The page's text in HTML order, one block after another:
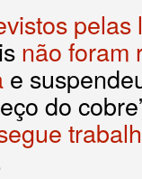
pelas
não foram
e
do